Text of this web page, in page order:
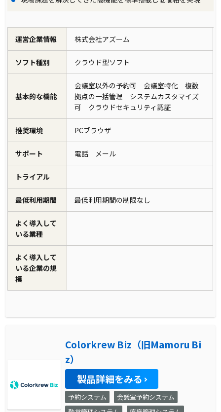
運営企業情報 株式会社アズーム
ソフト種別 クラウド型ソフト
基本的な機能
会議室以外の予約可 会議室特化 複数
拠点の一括管理 システムカスタマイズ
可 クラウドセキュリティ認証
推奨環境 PCブラウザ
サポート 電話 メール
トライアル
最低利用期間 最低利用期間の制限なし
よく導入して
いる業種
よく導入して
いる企業の規
模
Colorkrew Biz（旧Mamoru Bi
z）
製品詳細をみる
予約システム
会議室予約システム